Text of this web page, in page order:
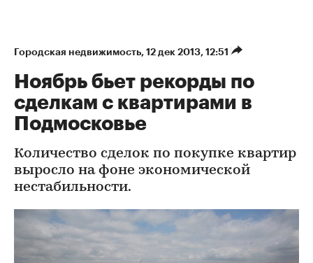
Городская недвижимость⁠, 12 дек 2013, 12:51
Ноябрь бьет рекорды по
сделкам с квартирами в
Подмосковье
Количество сделок по покупке квартир
выросло на фоне экономической
нестабильности.